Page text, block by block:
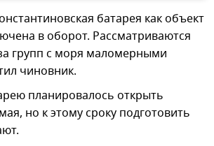
батарея как объект
в оборот. Рассматриваются
групп с моря маломерными
чиновник.
планировалось открыть
но к этому сроку подготовить